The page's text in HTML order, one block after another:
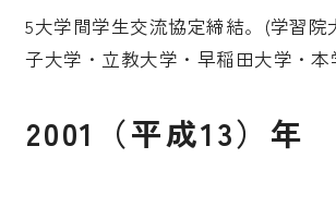
5大学間学生交流協定締結。(学習院
子大学・立教大学・早稲田大学・本
2001（平成13）年